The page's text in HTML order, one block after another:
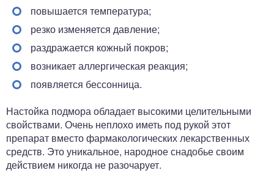
повышается температура;
резко изменяется давление;
раздражается кожный покров;
возникает аллергическая реакция;
появляется бессонница.
Настойка подмора обладает высокими целительными
свойствами. Очень неплохо иметь под рукой этот
препарат вместо фармакологических лекарственных
средств. Это уникальное, народное снадобье своим
действием никогда не разочарует.